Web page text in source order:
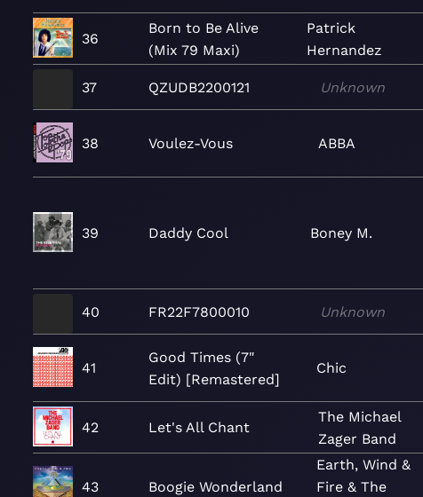
36
Born to Be Alive
(Mix 79 Maxi)
Patrick
Hernandez
37 QZUDB2200121 Unknown
38 Voulez-Vous ABBA
39 Daddy Cool Boney M.
40 FR22F7800010 Unknown
41
Good Times (7"
Edit) [Remastered]
Chic
42 Let's All Chant
The Michael
Zager Band
43 Boogie Wonderland
Earth, Wind &
Fire & The